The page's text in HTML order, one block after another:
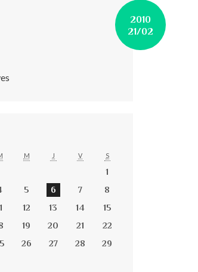
M J V S
1
5 6 7
8
12 13 14
15
19 20 21
22
26 27 28
29
2010
21/02